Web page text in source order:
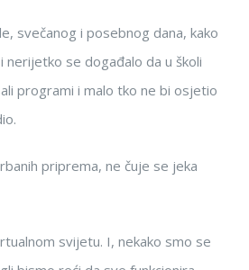
svečanog i posebnog dana, kako
nerijetko se događalo da u školi
programi i malo tko ne bi osjetio
priprema, ne čuje se jeka
svijetu. I, nekako smo se